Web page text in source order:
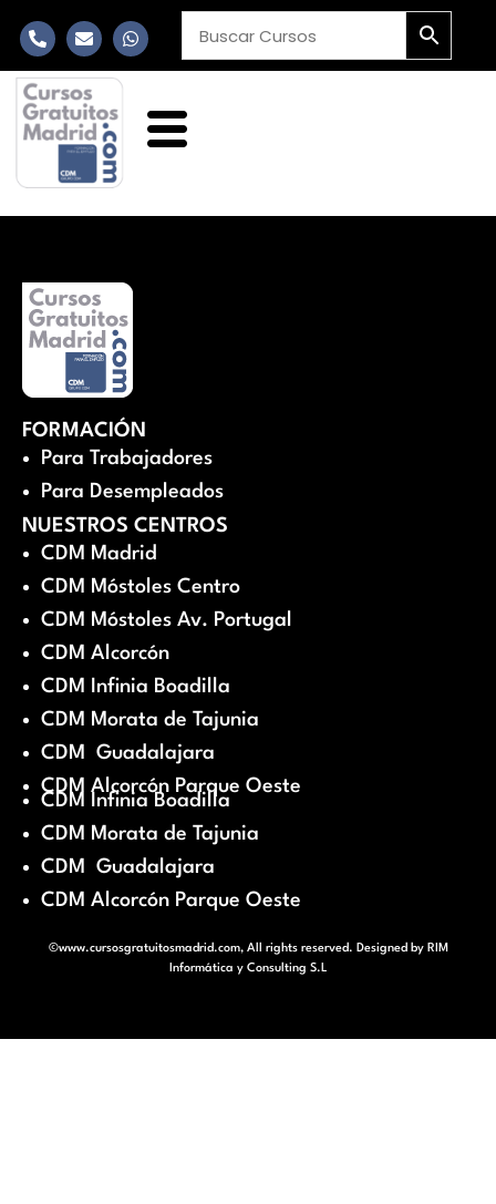
FORMACIÓN
Para Trabajadores
Para Desempleados
NUESTROS CENTROS
CDM Madrid
CDM Móstoles Centro
CDM Móstoles Av. Portugal
CDM Alcorcón
CDM Infinia Boadilla
CDM Morata de Tajunia
CDM Guadalajara
CDM Alcorcón Parque Oeste
CDM Infinia Boadilla
CDM Morata de Tajunia
CDM Guadalajara
CDM Alcorcón Parque Oeste
©www.cursosgratuitosmadrid.com, All rights reserved. Designed by RIM
Informática y Consulting S.L